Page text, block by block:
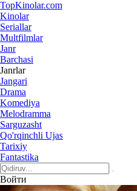
TopKinolar.com
Kinolar
Seriallar
Multfilmlar
Janr
Barchasi
Janrlar
Jangari
Drama
Komediya
Melodramma
Sarguzasht
Qo'rqinchli Ujas
Tarixiy
Fantastika
Войти